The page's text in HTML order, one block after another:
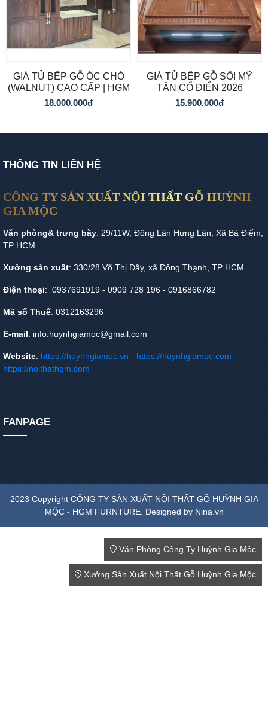
GIÁ TỦ BẾP GỖ ÓC CHÓ
(WALNUT) CAO CẤP | HGM
18.000.000đ
GIÁ TỦ BẾP GỖ SỒI MỸ
TÂN CỔ ĐIỂN 2026
15.900.000đ
THÔNG TIN LIÊN HỆ
CÔNG TY SẢN XUẤT NỘI THẤT GỖ HUỲNH
GIA MỘC
Văn phòng& trưng bày: 29/11W, Đông Lân Hưng Lân, Xã Bà Điểm,
TP HCM
Xưởng sản xuất: 330/28 Võ Thị Đầy, xã Đông Thạnh, TP HCM
Điện thoại: 0937691919 - 0909 728 196 - 0916866782
Mã số Thuế: 0312163296
E-mail: info.huynhgiamoc@gmail.com
Website: https://huynhgiamoc.vn - https://huynhgiamoc.com -
https://noithathgm.com
FANPAGE
2023 Copyright CÔNG TY SẢN XUẤT NỘI THẤT GỖ HUỲNH GIA
MỘC - HGM FURNTURE. Designed by Nina.vn
Văn Phòng Công Ty Huỳnh Gia Mộc
Xưởng Sản Xuất Nội Thất Gỗ Huỳnh Gia Mộc